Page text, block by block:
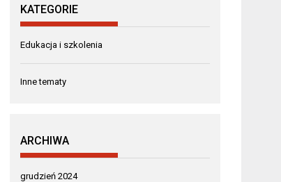
KATEGORIE
Edukacja i szkolenia
Inne tematy
ARCHIWA
grudzień 2024